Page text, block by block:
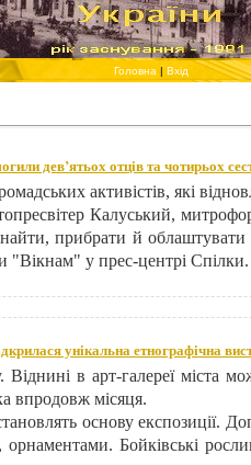
Головна | Вхід
дев’ятьох отців та чотирьох
активістів, які
Калуський,
прибрати й
"Вікнам" у прес-центрі Спілки.
унікальна етнографічна
в арт-галереї міста
впродовж місяця.
основу експозиції.
Бойківські